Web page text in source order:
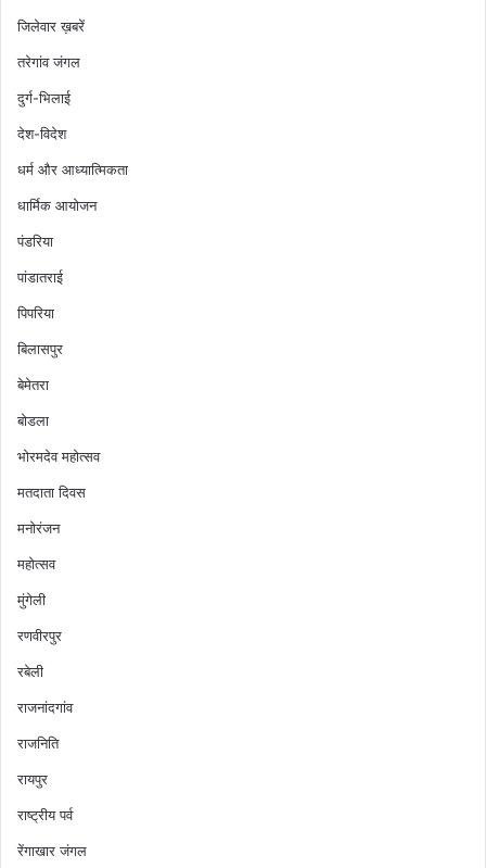
जिलेवार ख़बरें
तरेगांव जंगल
दुर्ग-भिलाई
देश-विदेश
धर्म और आध्यात्मिकता
धार्मिक आयोजन
पंडरिया
पांडातराई
पिपरिया
बिलासपुर
बेमेतरा
बोडला
भोरमदेव महोत्सव
मतदाता दिवस
मनोरंजन
महोत्सव
मुंगेली
रणवीरपुर
रबेली
राजनांदगांव
राजनिति
रायपुर
राष्ट्रीय पर्व
रेंगाखार जंगल